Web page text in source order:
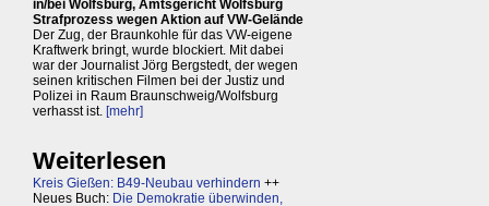
in/bei Wolfsburg, Amtsgericht Wolfsburg
Strafprozess wegen Aktion auf VW-Gelände
Der Zug, der Braunkohle für das VW-eigene
Kraftwerk bringt, wurde blockiert. Mit dabei
war der Journalist Jörg Bergstedt, der wegen
seinen kritischen Filmen bei der Justiz und
Polizei in Raum Braunschweig/Wolfsburg
verhasst ist. [mehr]
Weiterlesen
Kreis Gießen: B49-Neubau verhindern ++
Neues Buch: Die Demokratie überwinden,